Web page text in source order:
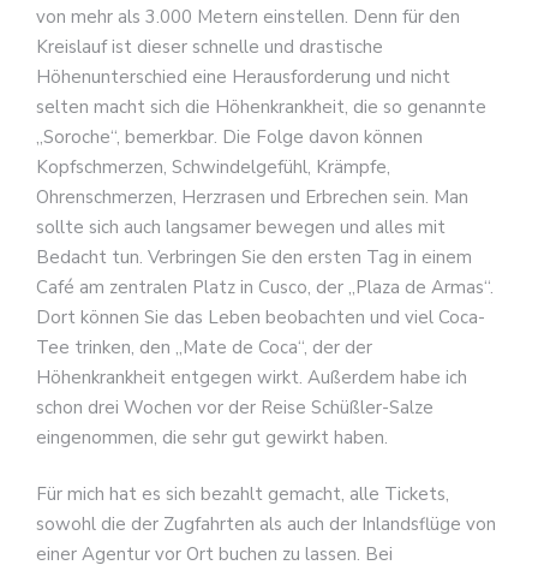
von mehr als 3.000 Metern einstellen. Denn für den
Kreislauf ist dieser schnelle und drastische
Höhenunterschied eine Herausforderung und nicht
selten macht sich die Höhenkrankheit, die so genannte
„Soroche“, bemerkbar. Die Folge davon können
Kopfschmerzen, Schwindelgefühl, Krämpfe,
Ohrenschmerzen, Herzrasen und Erbrechen sein. Man
sollte sich auch langsamer bewegen und alles mit
Bedacht tun. Verbringen Sie den ersten Tag in einem
Café am zentralen Platz in Cusco, der „Plaza de Armas“.
Dort können Sie das Leben beobachten und viel Coca-
Tee trinken, den „Mate de Coca“, der der
Höhenkrankheit entgegen wirkt. Außerdem habe ich
schon drei Wochen vor der Reise Schüßler-Salze
eingenommen, die sehr gut gewirkt haben.
Für mich hat es sich bezahlt gemacht, alle Tickets,
sowohl die der Zugfahrten als auch der Inlandsflüge von
einer Agentur vor Ort buchen zu lassen. Bei